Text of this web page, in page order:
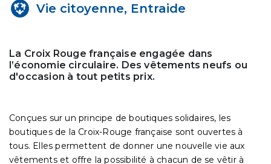
Vie citoyenne, Entraide
La Croix Rouge française engagée dans
l’économie circulaire. Des vêtements neufs ou
d'occasion à tout petits prix.
Conçues sur un principe de boutiques solidaires, les
boutiques de la Croix-Rouge française sont ouvertes à
tous. Elles permettent de donner une nouvelle vie aux
vêtements et offre la possibilité à chacun de se vêtir à